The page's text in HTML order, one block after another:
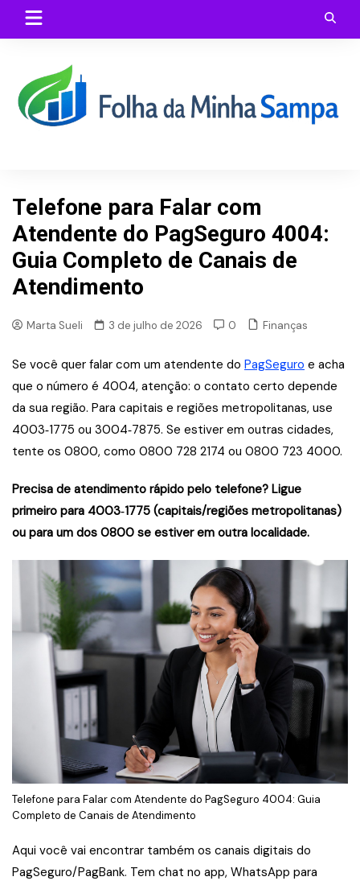
Telefone para Falar com
Atendente do PagSeguro 4004:
Guia Completo de Canais de
Atendimento
Marta Sueli 3 de julho de 2026 0 Finanças
Se você quer falar com um atendente do PagSeguro e acha
que o número é 4004, atenção: o contato certo depende
da sua região. Para capitais e regiões metropolitanas, use
4003‑1775 ou 3004‑7875. Se estiver em outras cidades,
tente os 0800, como 0800 728 2174 ou 0800 723 4000.
Precisa de atendimento rápido pelo telefone? Ligue
primeiro para 4003‑1775 (capitais/regiões metropolitanas)
ou para um dos 0800 se estiver em outra localidade.
Telefone para Falar com Atendente do PagSeguro 4004: Guia
Completo de Canais de Atendimento
Aqui você vai encontrar também os canais digitais do
PagSeguro/PagBank. Tem chat no app, WhatsApp para